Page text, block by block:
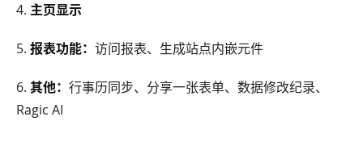
4. 主页显示
5. 报表功能： 访问报表、生成站点内嵌元件
6. 其他： 行事历同步、分享一张表单、数据修改纪录、
Ragic AI